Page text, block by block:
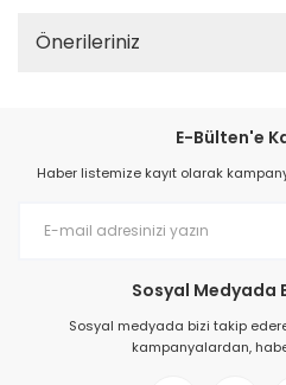
Önerileriniz
E-Bülten'e
Haber listemize kayıt olarak
Sosyal Medyada
Sosyal medyada bizi takip
kampanyalardan,